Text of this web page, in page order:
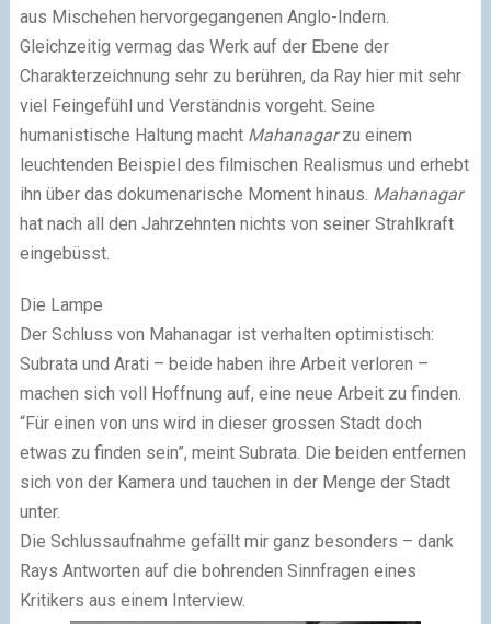
aus Mischehen hervorgegangenen Anglo-Indern.
Gleichzeitig vermag das Werk auf der Ebene der
Charakterzeichnung sehr zu berühren, da Ray hier mit sehr
viel Feingefühl und Verständnis vorgeht. Seine
humanistische Haltung macht Mahanagarzu einem
leuchtenden Beispiel des filmischen Realismus und erhebt
ihn über das dokumenarische Moment hinaus. Mahanagar
hat nach all den Jahrzehnten nichts von seiner Strahlkraft
eingebüsst.
Die Lampe
Der Schluss von Mahanagar ist verhalten optimistisch:
Subrata und Arati – beide haben ihre Arbeit verloren –
machen sich voll Hoffnung auf, eine neue Arbeit zu finden.
“Für einen von uns wird in dieser grossen Stadt doch
etwas zu finden sein”, meint Subrata. Die beiden entfernen
sich von der Kamera und tauchen in der Menge der Stadt
unter.
Die Schlussaufnahme gefällt mir ganz besonders – dank
Rays Antworten auf die bohrenden Sinnfragen eines
Kritikers aus einem Interview.